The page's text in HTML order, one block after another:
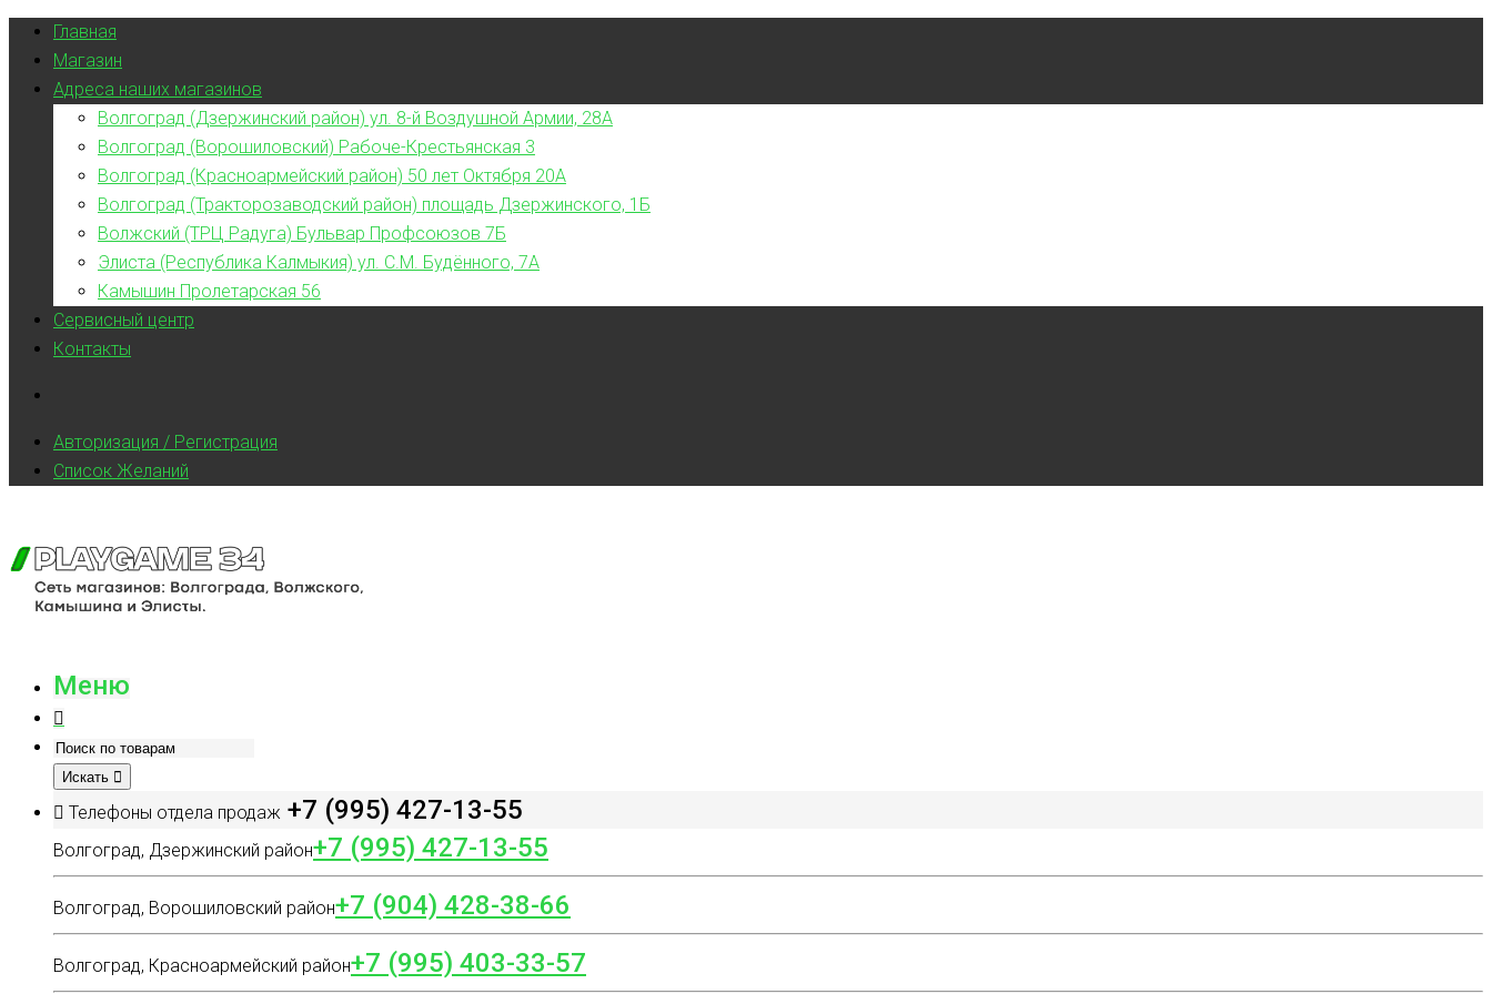
Главная
Магазин
Адреса наших магазинов
Волгоград (Дзержинский район) ул. 8-й Воздушной Армии, 28А
Волгоград (Ворошиловский) Рабоче-Крестьянская 3
Волгоград (Красноармейский район) 50 лет Октября 20А
Волгоград (Тракторозаводский район) площадь Дзержинского, 1Б
Волжский (ТРЦ Радуга) Бульвар Профсоюзов 7Б
Элиста (Республика Калмыкия) ул. С.М. Будённого, 7А
Камышин Пролетарская 56
Сервисный центр
Контакты
Авторизация / Регистрация
Список Желаний
Меню
Искать
Телефоны отдела продаж +7 (995) 427-13-55
Волгоград, Дзержинский район+7 (995) 427-13-55
Волгоград, Ворошиловский район+7 (904) 428-38-66
Волгоград, Красноармейский район+7 (995) 403-33-57